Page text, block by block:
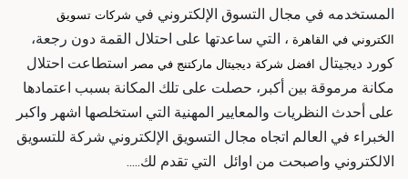
المستخدمه في مجال التسوق الإلكتروني في شركات تسويق
الكتروني في القاهرة ، التي ساعدتها على احتلال القمة دون رجعة،
كورد ديجيتال افضل شركة ديجيتال ماركتنج في مصر استطاعت احتلال
مكانة مرموقة بين أكبر، حصلت على تلك المكانة بسبب اعتمادها
على أحدث النظريات والمعايير المهنية التي استخلصها اشهر واكبر
الخبراء في العالم اتجاه مجال التسويق الإلكتروني شركة للتسويق
الالكتروني واصبحت من اوائل التي تقدم لك.....